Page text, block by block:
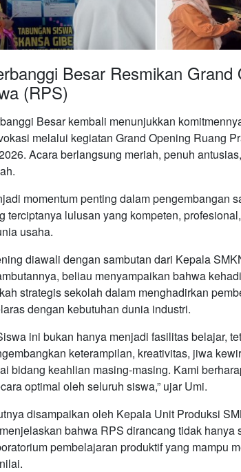
Besar Resmikan Grand
(RPS)
Besar kembali menunjukkan
melalui kegiatan Grand Opening Ruang
Acara berlangsung meriah, penuh
momentum penting dalam pengembangan
terciptanya lulusan yang kompeten,
usaha.
diawali dengan sambutan dari Kepala
beliau menyampaikan bahwa
strategis sekolah dalam menghadirkan
dengan kebutuhan dunia industri.
ini bukan hanya menjadi fasilitas belajar,
keterampilan, kreativitas, jiwa
bidang keahlian masing-masing. Kami
optimal oleh seluruh siswa,” ujar Umi.
disampaikan oleh Kepala Unit Produksi
bahwa RPS dirancang tidak hanya
pembelajaran produktif yang mampu